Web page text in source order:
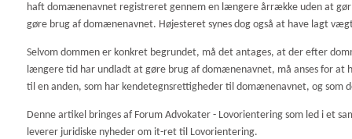
haft domænenavnet registreret gennem en længere årrække uden at
gøre brug af domænenavnet. Højesteret synes dog også at have lagt
Selvom dommen er konkret begrundet, må det antages, at der efter
længere tid har undladt at gøre brug af domænenavnet, må anses for at
til en anden, som har kendetegnsrettigheder til domænenavnet, og
Denne artikel bringes af Forum Advokater - Lovorientering som led i et
leverer juridiske nyheder om it-ret til Lovorientering.